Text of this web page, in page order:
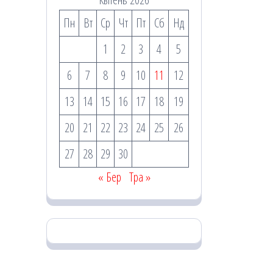
Пн
Вт Ср Чт Пт Сб
Нд
1
2 3 4
5
6
7 8 9 10 11
12
13 14 15 16 17 18
19
20 21 22 23 24 25
26
27 28 29 30
« Бер Тра »